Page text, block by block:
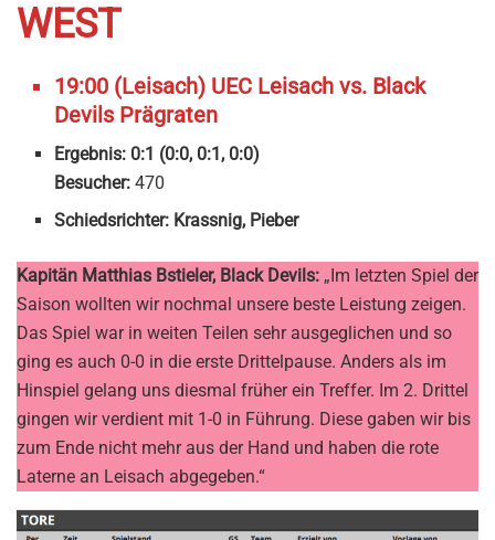
WEST
19:00 (Leisach) UEC Leisach vs. Black
Devils Prägraten
Ergebnis: 0:1 (0:0, 0:1, 0:0)
Besucher:470
Schiedsrichter: Krassnig, Pieber
Kapitän Matthias Bstieler, Black Devils: „Im letzten Spiel der
Saison wollten wir nochmal unsere beste Leistung zeigen.
Das Spiel war in weiten Teilen sehr ausgeglichen und so
ging es auch 0-0 in die erste Drittelpause. Anders als im
Hinspiel gelang uns diesmal früher ein Treffer. Im 2. Drittel
gingen wir verdient mit 1-0 in Führung. Diese gaben wir bis
zum Ende nicht mehr aus der Hand und haben die rote
Laterne an Leisach abgegeben.“